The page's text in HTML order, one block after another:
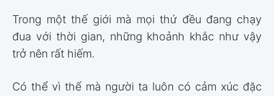
Trong một thế giới mà mọi thứ đều đang chạy
đua với thời gian, những khoảnh khắc như vậy
trở nên rất hiếm.
Có thể vì thế mà người ta luôn có cảm xúc đặc